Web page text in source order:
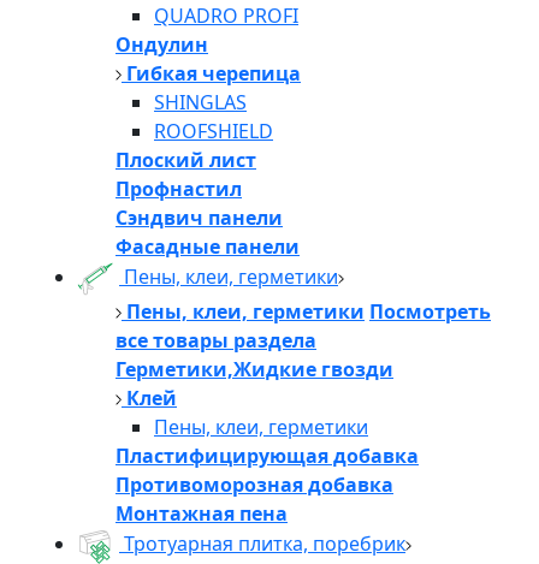
QUADRO PROFI
Ондулин
Гибкая черепица
SHINGLAS
ROOFSHIELD
Плоский лист
Профнастил
Сэндвич панели
Фасадные панели
Пены, клеи, герметики
Пены, клеи, герметики Посмотреть
все товары раздела
Герметики,Жидкие гвозди
Клей
Пены, клеи, герметики
Пластифицирующая добавка
Противоморозная добавка
Монтажная пена
Тротуарная плитка, поребрик